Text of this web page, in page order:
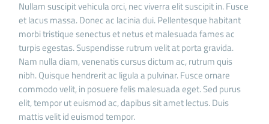
Nullam suscipit vehicula orci, nec viverra elit suscipit in. Fusce
et lacus massa. Donec ac lacinia dui. Pellentesque habitant
morbi tristique senectus et netus et malesuada fames ac
turpis egestas. Suspendisse rutrum velit at porta gravida.
Nam nulla diam, venenatis cursus dictum ac, rutrum quis
nibh. Quisque hendrerit ac ligula a pulvinar. Fusce ornare
commodo velit, in posuere felis malesuada eget. Sed purus
elit, tempor ut euismod ac, dapibus sit amet lectus. Duis
mattis velit id euismod tempor.